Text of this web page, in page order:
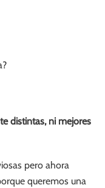
distintas, ni mejores
pero ahora
queremos una